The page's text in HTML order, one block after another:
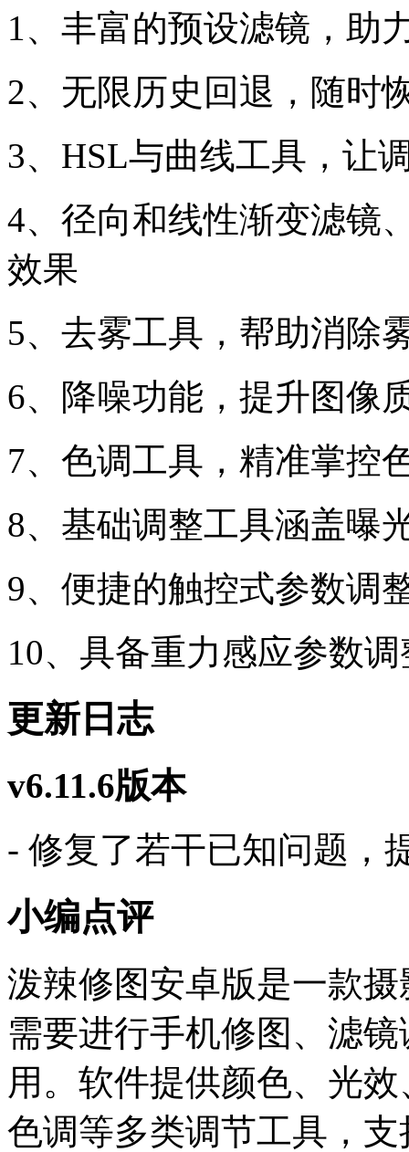
1、丰富的预设滤镜，助
2、无限历史回退，随时
3、HSL与曲线工具，让
4、径向和线性渐变滤镜
效果
5、去雾工具，帮助消除
6、降噪功能，提升图像
7、色调工具，精准掌控
8、基础调整工具涵盖曝
9、便捷的触控式参数调
10、具备重力感应参数
更新日志
v6.11.6版本
- 修复了若干已知问题，
小编点评
泼辣修图安卓版是一款
需要进行手机修图、滤
用。软件提供颜色、光
色调等多类调节工具，